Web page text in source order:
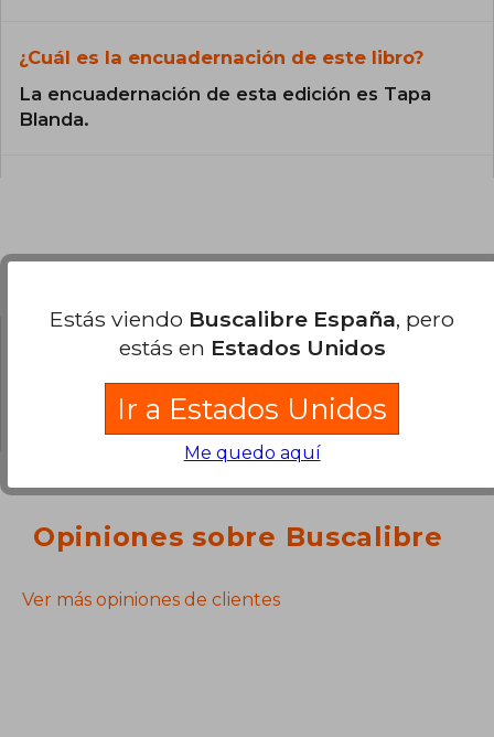
¿Cuál es la encuadernación de este libro?
La encuadernación de esta edición es Tapa
Blanda.
Preguntas y respuestas sobre el libro
para poder agregar tu propia pregunta.
Opiniones sobre Buscalibre
Ver más opiniones de clientes
Estás viendo Buscalibre España, pero
estás en Estados Unidos
Ir a Estados Unidos
Me quedo aquí